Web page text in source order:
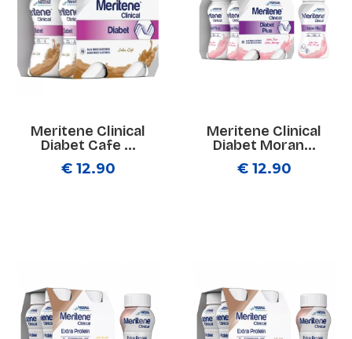
Meritene Clinical
Diabet Cafe ...
€ 12.90
Meritene Clinical
Diabet Moran...
€ 12.90